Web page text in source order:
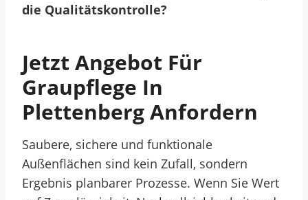
die Qualitätskontrolle?
Jetzt Angebot Für
Graupflege In
Plettenberg Anfordern
Saubere, sichere und funktionale
Außenflächen sind kein Zufall, sondern
Ergebnis planbarer Prozesse. Wenn Sie Wert